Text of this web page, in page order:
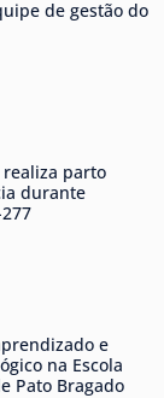
de gestão do
realiza parto
durante
e
na Escola
Pato Bragado